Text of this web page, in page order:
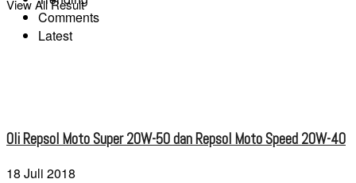
View All Result
Comments
Latest
Oli Repsol Moto Super 20W-50 dan Repsol Moto Speed 20W-40
18 Juli 2018